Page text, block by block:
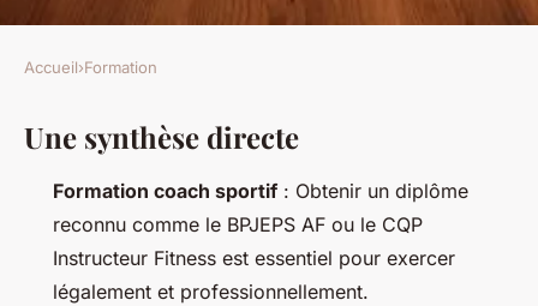
Top 10 outils incontournables
pour coachs sportifs
performants
10 min de lecture
Accueil›Formation
Une synthèse directe
Formation coach sportif : Obtenir un diplôme
reconnu comme le BPJEPS AF ou le CQP
Instructeur Fitness est essentiel pour exercer
légalement et professionnellement.